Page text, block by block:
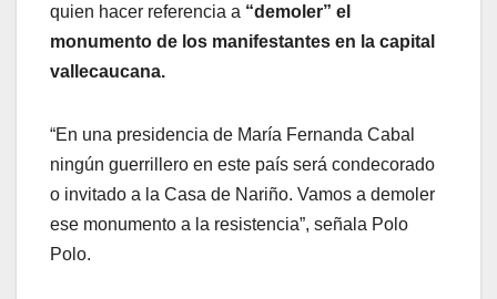
quien hacer referencia a “demoler” el
monumento de los manifestantes en la capital
vallecaucana.
“En una presidencia de María Fernanda Cabal
ningún guerrillero en este país será condecorado
o invitado a la Casa de Nariño. Vamos a demoler
ese monumento a la resistencia”, señala Polo
Polo.